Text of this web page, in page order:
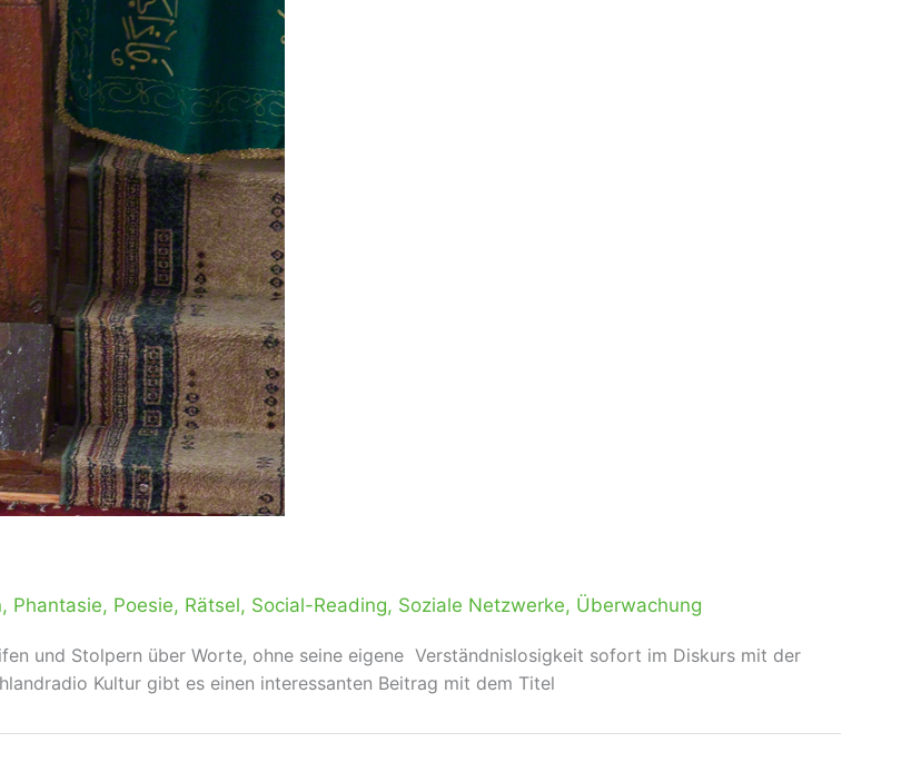
, Phantasie, Poesie, Rätsel, Social-Reading, Soziale Netzwerke, Überwachung
und Stolpern über Worte, ohne seine eigene Verständnislosigkeit sofort im Diskurs mit der
Kultur gibt es einen interessanten Beitrag mit dem Titel